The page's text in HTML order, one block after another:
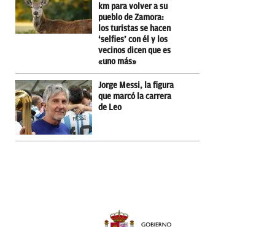
km para volver a su
pueblo de Zamora:
los turistas se hacen
‘selfies’ con él y los
vecinos dicen que es
«uno más»
Jorge Messi, la figura
que marcó la carrera
de Leo